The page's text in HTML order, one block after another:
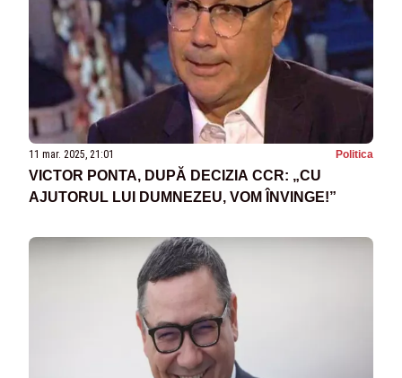
11 mar. 2025, 21:01 Politica
VICTOR PONTA, DUPĂ DECIZIA CCR: „CU
AJUTORUL LUI DUMNEZEU, VOM ÎNVINGE!”